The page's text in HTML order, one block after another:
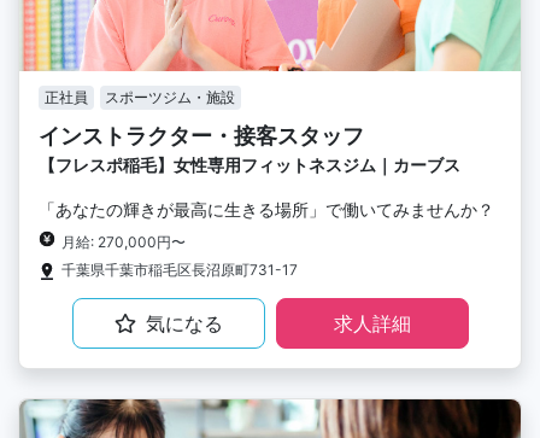
正社員 スポーツジム・施設
インストラクター・接客スタッフ
【フレスポ稲毛】女性専用フィットネスジム｜カーブス
「あなたの輝きが最高に生きる場所」で働いてみませんか？
月給: 270,000円〜
千葉県千葉市稲毛区長沼原町731-17
気になる 求人詳細